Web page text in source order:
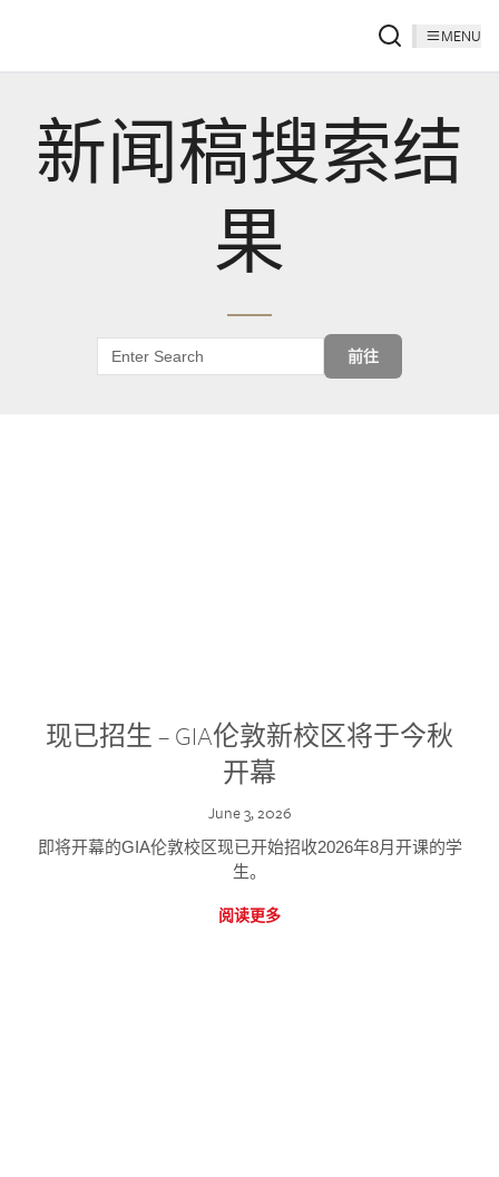
MENU
新闻稿搜索结
果
前往
现已招生 – GIA伦敦新校区将于今秋
开幕
June 3, 2026
即将开幕的GIA伦敦校区现已开始招收2026年8月开课的学
生。
阅读更多